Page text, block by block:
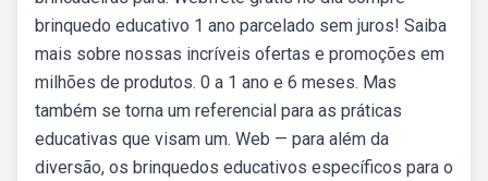
brinquedo educativo 1 ano parcelado sem juros! Saiba
mais sobre nossas incríveis ofertas e promoções em
milhões de produtos. 0 a 1 ano e 6 meses. Mas
também se torna um referencial para as práticas
educativas que visam um. Web — para além da
diversão, os brinquedos educativos específicos para o